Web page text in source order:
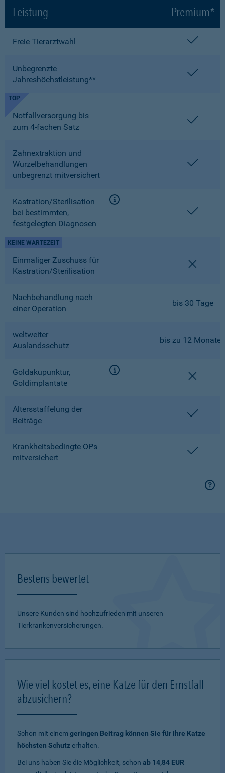
Leistung Premium*
Freie Tierarztwahl
Unbegrenzte
Jahreshöchstleistung**
Notfallversorgung bis
zum 4-fachen Satz
TOP
Zahnextraktion und
Wurzelbehandlungen
unbegrenzt mitversichert
Kastration/Sterilisation
bei bestimmten,
festgelegten Diagnosen
Einmaliger Zuschuss für
Kastration/Sterilisation
KEINE WARTEZEIT
Nachbehandlung nach
einer Operation
bis 30 Tage
weltweiter
Auslandsschutz
bis zu 12 Monaten
Goldakupunktur,
Goldimplantate
Altersstaffelung der
Beiträge
Krankheitsbedingte OPs
mitversichert
Bestens bewertet
Unsere Kunden sind hochzufrieden mit unseren
Tierkrankenversicherungen.
Wie viel kostet es, eine Katze für den Ernstfall
abzusichern?
Schon mit einemgeringen Beitrag können Sie für Ihre Katze
höchsten Schutzerhalten.
Bei uns haben Sie die Möglichkeit, schon ab 14,84 EUR